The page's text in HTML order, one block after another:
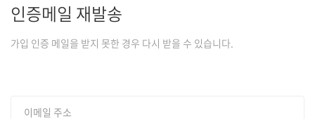
인증메일 재발송
가입 인증 메일을 받지 못한 경우 다시 받을 수 있습니다.